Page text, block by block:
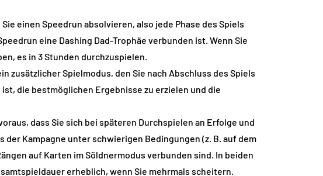
einen Speedrun absolvieren, also jede Phase des Spiels
eine Dashing Dad-Trophäe verbunden ist. Wenn Sie
es in 3 Stunden durchzuspielen.
zusätzlicher Spielmodus, den Sie nach Abschluss des Spiels
die bestmöglichen Ergebnisse zu erzielen und die
dass Sie sich bei späteren Durchspielen an Erfolge und
Kampagne unter schwierigen Bedingungen (z. B. auf dem
auf Karten im Söldnermodus verbunden sind. In beiden
erheblich, wenn Sie mehrmals scheitern.